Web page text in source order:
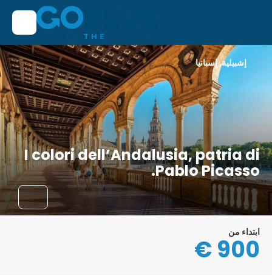
I colori dell’Andalusia, patria di
Pablo Picasso.
إشبيلية, إسبانيا
ابتداء من
900 €